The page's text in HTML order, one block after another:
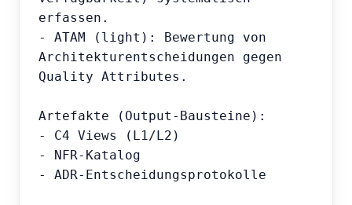
erfassen.
- ATAM (light): Bewertung von
Architekturentscheidungen gegen
Quality Attributes.
Artefakte (Output-Bausteine):
- C4 Views (L1/L2)
- NFR-Katalog
- ADR-Entscheidungsprotokolle